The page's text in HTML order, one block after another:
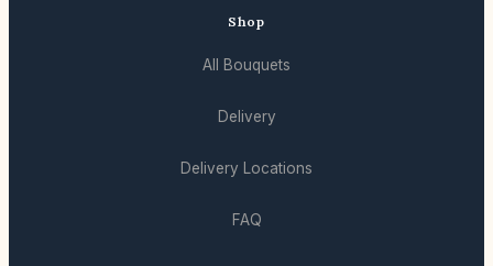
Shop
All Bouquets
Delivery
Delivery Locations
FAQ